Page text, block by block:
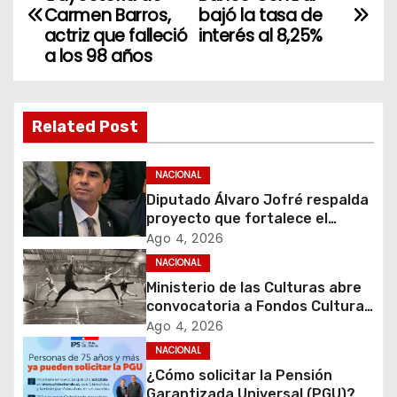
a
g
a
c
i
ó
n
d
bajó la tasa de
interés al 8,25%
Carmen Barros,
actriz que falleció
a los 98 años
Related Post
NACIONAL
Diputado Álvaro Jofré respalda
proyecto que fortalece el
control de identidad durante
estados de excepción
Ago 4, 2026
NACIONAL
Ministerio de las Culturas abre
convocatoria a Fondos Cultura
2027 con foco en
transparencia, innovación y
acceso ciudadano
Ago 4, 2026
NACIONAL
¿Cómo solicitar la Pensión